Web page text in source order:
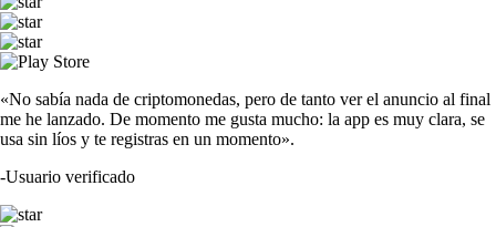
«No sabía nada de criptomonedas, pero de tanto ver el anuncio al final
me he lanzado. De momento me gusta mucho: la app es muy clara, se
usa sin líos y te registras en un momento».
-Usuario verificado